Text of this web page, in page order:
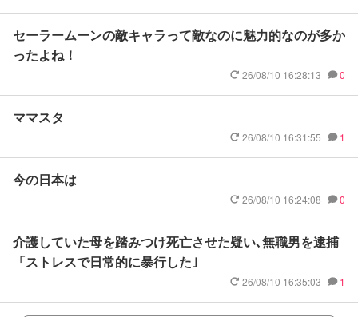
セーラームーンの敵キャラって敵なのに魅力的なのが多か
ったよね！
26/08/10 16:28:13 0
ママスタ
26/08/10 16:31:55 1
今の日本は
26/08/10 16:24:08 0
介護していた母を踏みつけ死亡させた疑い､無職男を逮捕
「ストレスで日常的に暴行した｣
26/08/10 16:35:03 1